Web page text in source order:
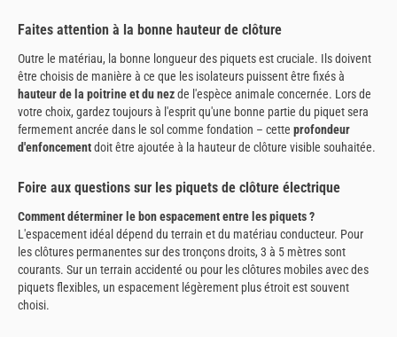
Faites attention à la bonne hauteur de clôture
Outre le matériau, la bonne longueur des piquets est cruciale. Ils doivent
être choisis de manière à ce que les isolateurs puissent être fixés à
hauteur de la poitrine et du nezde l'espèce animale concernée. Lors de
votre choix, gardez toujours à l'esprit qu'une bonne partie du piquet sera
fermement ancrée dans le sol comme fondation – cette profondeur
d'enfoncementdoit être ajoutée à la hauteur de clôture visible souhaitée.
Foire aux questions sur les piquets de clôture électrique
Comment déterminer le bon espacement entre les piquets ?
L'espacement idéal dépend du terrain et du matériau conducteur. Pour
les clôtures permanentes sur des tronçons droits, 3 à 5 mètres sont
courants. Sur un terrain accidenté ou pour les clôtures mobiles avec des
piquets flexibles, un espacement légèrement plus étroit est souvent
choisi.